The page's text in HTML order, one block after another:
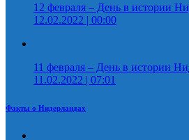
12 февраля – День в истории
12.02.2022 | 00:00
11 февраля – День в истории
11.02.2022 | 07:01
Факты о Нидерландах